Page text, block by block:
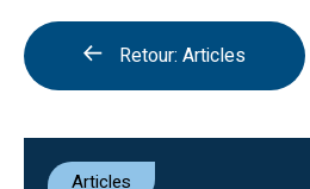
Articles
Retour: Articles